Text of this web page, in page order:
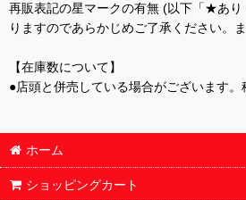
再販表記の星マークの有無 (以下「★あ
りますのであらかじめご了承ください。
【在庫数について】
●店頭と併売している場合がございます
ホーム
ショッピングカート